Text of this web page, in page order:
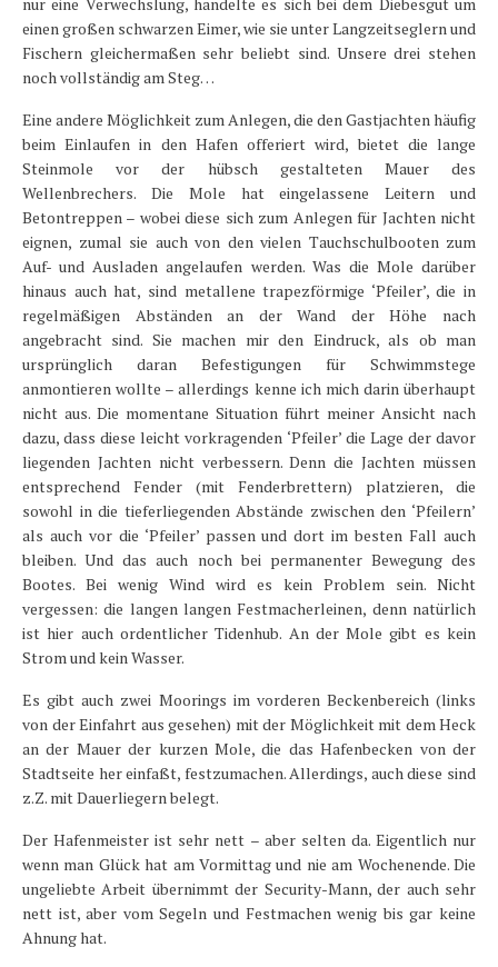
einen großen schwarzen Eimer, wie sie unter Langzeitseglern und
Fischern gleichermaßen sehr beliebt sind. Unsere drei stehen
noch vollständig am Steg…
Eine andere Möglichkeit zum Anlegen, die den Gastjachten häufig
beim Einlaufen in den Hafen offeriert wird, bietet die lange
Steinmole vor der hübsch gestalteten Mauer des
Wellenbrechers. Die Mole hat eingelassene Leitern und
Betontreppen – wobei diese sich zum Anlegen für Jachten nicht
eignen, zumal sie auch von den vielen Tauchschulbooten zum
Auf- und Ausladen angelaufen werden. Was die Mole darüber
hinaus auch hat, sind metallene trapezförmige ‘Pfeiler’, die in
regelmäßigen Abständen an der Wand der Höhe nach
angebracht sind. Sie machen mir den Eindruck, als ob man
ursprünglich daran Befestigungen für Schwimmstege
anmontieren wollte – allerdings kenne ich mich darin überhaupt
nicht aus. Die momentane Situation führt meiner Ansicht nach
dazu, dass diese leicht vorkragenden ‘Pfeiler’ die Lage der davor
liegenden Jachten nicht verbessern. Denn die Jachten müssen
entsprechend Fender (mit Fenderbrettern) platzieren, die
sowohl in die tieferliegenden Abstände zwischen den ‘Pfeilern’
als auch vor die ‘Pfeiler’ passen und dort im besten Fall auch
bleiben. Und das auch noch bei permanenter Bewegung des
Bootes. Bei wenig Wind wird es kein Problem sein. Nicht
vergessen: die langen langen Festmacherleinen, denn natürlich
ist hier auch ordentlicher Tidenhub. An der Mole gibt es kein
Strom und kein Wasser.
Es gibt auch zwei Moorings im vorderen Beckenbereich (links
von der Einfahrt aus gesehen) mit der Möglichkeit mit dem Heck
an der Mauer der kurzen Mole, die das Hafenbecken von der
Stadtseite her einfaßt, festzumachen. Allerdings, auch diese sind
z.Z. mit Dauerliegern belegt.
Der Hafenmeister ist sehr nett – aber selten da. Eigentlich nur
wenn man Glück hat am Vormittag und nie am Wochenende. Die
ungeliebte Arbeit übernimmt der Security-Mann, der auch sehr
nett ist, aber vom Segeln und Festmachen wenig bis gar keine
Ahnung hat.